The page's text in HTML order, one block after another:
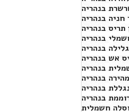
בנהריה
בנהריה
תריס בנהריה
בנהריה
בנהריה
אש בנהריה
בנהריה
בנהריה
בנהריה
בנהריה
חשמלית